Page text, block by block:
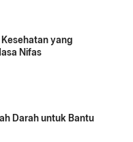
Kesehatan yang
Nifas
Darah untuk Bantu